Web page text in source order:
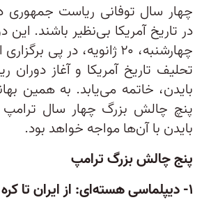
چهار سال توفانی ریاست‌ جمهوری
در تاریخ آمریکا بی‌نظیر باشند. این
چهارشنبه، ۲۰ ژانویه، در پی
تحلیف تاریخ آمریکا و آغاز
بایدن، خاتمه می‌یابد. به همین
پنچ چالش بزرگ چهار سال
بایدن با آن‌ها مواجه خواهد بود.
پنج چالش بزرگ ترامپ
۱- دیپلماسی هسته‌ای:‌ از ایران تا کره شمالی